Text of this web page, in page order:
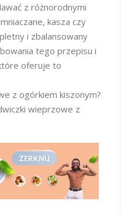
z różnorodnymi
kasza czy
i zbalansowany
tego przepisu i
oferuje to
z ogórkiem kiszonym?
wieprzowe z